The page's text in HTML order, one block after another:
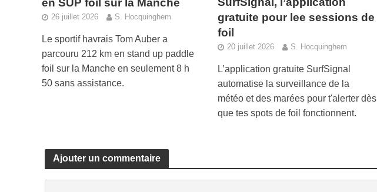
26 juillet 2026 S. Hocquinghem
Le sportif havrais Tom Auber a
parcouru 212 km en stand up paddle
foil sur la Manche en seulement 8 h
50 sans assistance.
gratuite pour lee sessions de
foil
20 juillet 2026 S. Hocquinghem
L’application gratuite SurfSignal
automatise la surveillance de la
météo et des marées pour t'alerter dès
que tes spots de foil fonctionnent.
Ajouter un commentaire